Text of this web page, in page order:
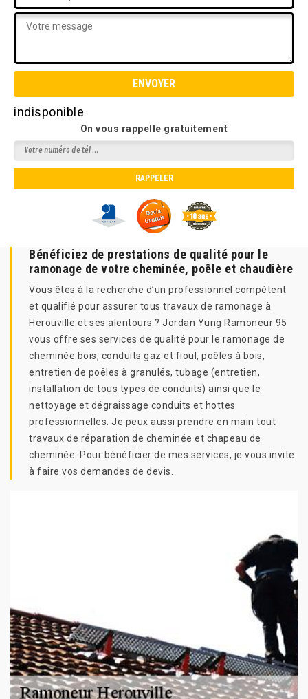
indisponible
On vous rappelle gratuitement
Bénéficiez de prestations de qualité pour le
ramonage de votre cheminée, poêle et chaudière
Vous êtes à la recherche d’un professionnel compétent
et qualifié pour assurer tous travaux de ramonage à
Herouville et ses alentours ? Jordan Yung Ramoneur 95
vous offre ses services de qualité pour le ramonage de
cheminée bois, conduits gaz et fioul, poêles à bois,
entretien de poêles à granulés, tubage (entretien,
installation de tous types de conduits) ainsi que le
nettoyage et dégraissage conduits et hottes
professionnelles. Je peux aussi prendre en main tout
travaux de réparation de cheminée et chapeau de
cheminée. Pour bénéficier de mes services, je vous invite
à faire vos demandes de devis.